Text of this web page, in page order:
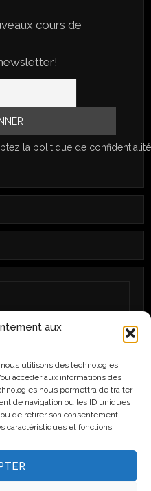
aux
utilisons des technologies
accéder aux informations des
nous permettra de traiter
de navigation ou les ID uniques
de retirer son consentement
caractéristiques et fonctions.
cours de
la politique de confidentialité
(UE)